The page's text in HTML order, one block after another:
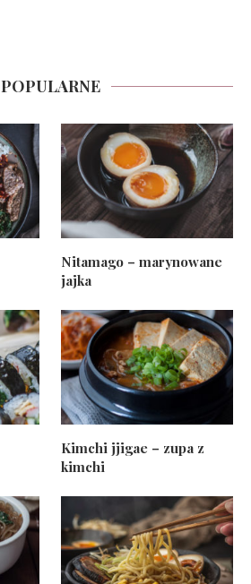
POPULARNE
Nitamago – marynowane
jajka
Kimchi jjigae – zupa z
kimchi